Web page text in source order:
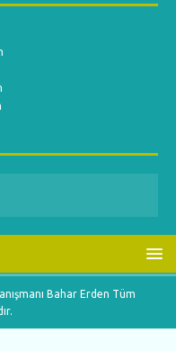
Bahar Erden Tüm